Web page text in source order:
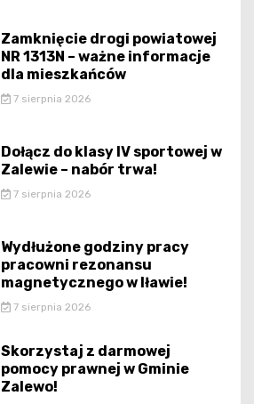
Zamknięcie drogi powiatowej
NR 1313N – ważne informacje
dla mieszkańców
7 sierpnia 2026
Dołącz do klasy IV sportowej w
Zalewie – nabór trwa!
7 sierpnia 2026
Wydłużone godziny pracy
pracowni rezonansu
magnetycznego w Iławie!
7 sierpnia 2026
Skorzystaj z darmowej
pomocy prawnej w Gminie
Zalewo!